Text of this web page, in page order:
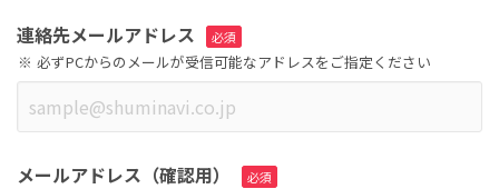
連絡先メールアドレス
必ずPCからのメールが受信可能なアドレスをご指定ください
メールアドレス（確認用）